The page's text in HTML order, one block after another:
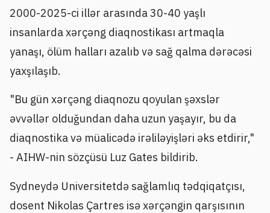
2000-2025-ci illər arasında 30-40 yaşlı
insanlarda xərçəng diaqnostikası artmaqla
yanaşı, ölüm halları azalıb və sağ qalma dərəcəsi
yaxşılaşıb.
"Bu gün xərçəng diaqnozu qoyulan şəxslər
əvvəllər olduğundan daha uzun yaşayır, bu da
diaqnostika və müalicədə irəliləyişləri əks etdirir,"
- AIHW-nin sözçüsü Luz Gates bildirib.
Sydneydə Universitetdə sağlamlıq tədqiqatçısı,
dosent Nikolas Çartres isə xərçəngin qarşısının